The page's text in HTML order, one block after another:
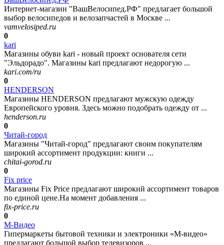
Интернет-магазин "ВашВелосипед.РФ" предлагает большой
выбор велосипедов и велозапчастей в Москве ...
vamvelosiped.ru
0
kari
Магазины обуви kari - новый проект основателя сети
"Эльдорадо". Магазины kari предлагают недорогую ...
kari.com/ru
0
HENDERSON
Магазины HENDERSON предлагают мужскую одежду
Европейского уровня. Здесь можно подобрать одежду от ...
henderson.ru
0
Читай-город
Магазины "Читай-город" предлагают своим покупателям
широкий ассортимент продукции: книги ...
chitai-gorod.ru
0
Fix price
Магазины Fix Price предлагают широкий ассортимент товаров
по единой цене.На момент добавления ...
fix-price.ru
0
М-Видео
Гипермаркеты бытовой техники и электроники «М-видео»
предлагают большой выбор телевизоров ...